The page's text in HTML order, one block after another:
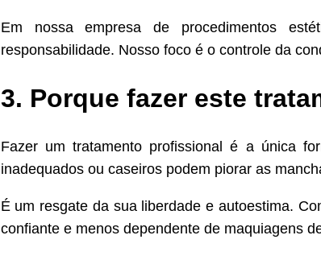
Em nossa empresa de procedimentos
responsabilidade. Nosso foco é o controle da
3. Porque fazer este
Fazer um tratamento profissional é a única
inadequados ou caseiros podem piorar as
É um resgate da sua liberdade e autoestima.
confiante e menos dependente de maquiagens